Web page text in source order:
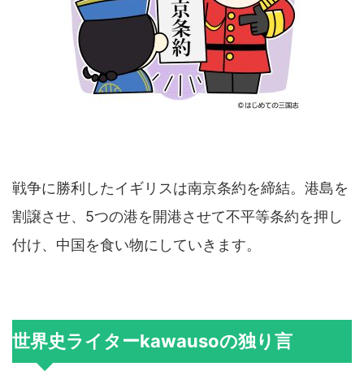
戦争に勝利したイギリスは南京条約を締結。港島を
割譲させ、5つの港を開港させて不平等条約を押し
付け、中国を食い物にしていきます。
世界史ライターkawausoの独り言